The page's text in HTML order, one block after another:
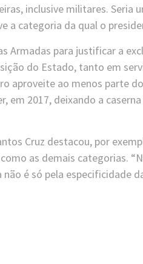
inclusive militares. Seria
a categoria da qual o
Armadas para justificar a
do Estado, tanto em
aproveite ao menos parte
em 2017, deixando a
Cruz destacou, por
as demais categorias.
é só pela especificidade